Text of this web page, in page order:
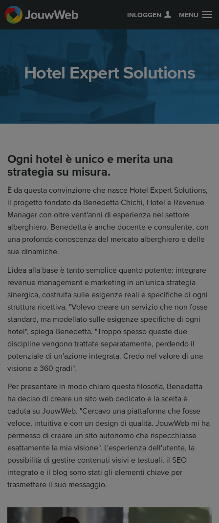
INLOGGEN MENU
Hotel Expert Solutions
Ogni hotel è unico e merita una
strategia su misura.
È da questa convinzione che nasce Hotel Expert Solutions,
il progetto fondato da Benedetta Chichi, Hotel e Revenue
Manager con oltre vent'anni di esperienza nel settore
alberghiero. Benedetta è anche docente e consulente, con
una profonda conoscenza del mercato alberghiero e delle
sue dinamiche.
L'idea alla base è tanto semplice quanto potente: integrare
revenue management e marketing in un'unica strategia
sinergica, costruita sulle esigenze reali e specifiche di ogni
struttura ricettiva. "Volevo creare un servizio che non fosse
standard, ma modellato sulle esigenze specifiche di ogni
hotel", spiega Benedetta. "Troppo spesso queste due
discipline vengono trattate separatamente, perdendo il
potenziale di un'azione integrata. Credo nel valore di una
visione a 360 gradi".
Per presentare in modo chiaro questa filosofia, Benedetta
ha deciso di creare un sito web dedicato e la scelta è
caduta su JouwWeb. "Cercavo una piattaforma che fosse
veloce, intuitiva e con un design di qualità. JouwWeb mi ha
permesso di creare un sito autonomo che rispecchiasse
esattamente la mia visione". L'esperienza dell'utente, la
possibilità di gestire contenuti visivi e testuali, il SEO
integrato e il blog sono stati gli elementi chiave per
trasmettere il suo messaggio.